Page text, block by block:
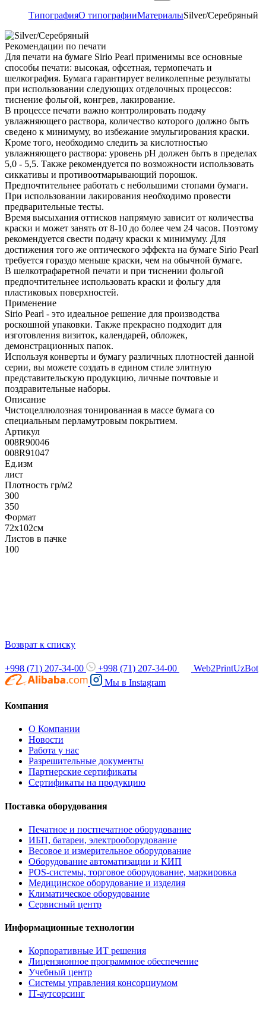
ТипографияО типографииМатериалыSilver/Серебряный
Рекомендации по печати
Для печати на бумаге Sirio Pearl применимы все основные
способы печати: высокая, офсетная, термопечать и
шелкография. Бумага гарантирует великолепные результаты
при использовании следующих отделочных процессов:
тиснение фольгой, конгрев, лакирование.
В процессе печати важно контролировать подачу
увлажняющего раствора, количество которого должно быть
сведено к минимуму, во избежание эмульгирования краски.
Кроме того, необходимо следить за кислотностью
увлажняющего раствора: уровень pH должен быть в пределах
5,0 - 5,5. Также рекомендуется по возможности использовать
сиккативы и противоотмарывающий порошок.
Предпочтительнее работать с небольшими стопами бумаги.
При использовании лакирования необходимо провести
предварительные тесты.
Время высыхания оттисков напрямую зависит от количества
краски и может занять от 8-10 до более чем 24 часов. Поэтому
рекомендуется свести подачу краски к минимуму. Для
достижения того же оптического эффекта на бумаге Sirio Pearl
требуется гораздо меньше краски, чем на обычной бумаге.
В шелкотрафаретной печати и при тиснении фольгой
предпочтительнее использовать краски и фольгу для
пластиковых поверхностей.
Применение
Sirio Pearl - это идеальное решение для производства
роскошной упаковки. Также прекрасно подходит для
изготовления визиток, календарей, обложек,
демонстрационных папок.
Используя конверты и бумагу различных плотностей данной
серии, вы можете создать в едином стиле элитную
представительскую продукцию, личные почтовые и
поздравительные наборы.
Описание
Чистоцеллюлозная тонированная в массе бумага со
специальным перламутровым покрытием.
Артикул
008R90046
008R91047
Ед.изм
лист
Плотность гр/м2
300
350
Формат
72х102см
Листов в пачке
100
Возврат к списку
+998 (71) 207-34-00 +998 (71) 207-34-00
Web2PrintUzBot
Мы в Instagram
Компания
О Компании
Новости
Работа у нас
Разрешительные документы
Партнерские сертификаты
Сертификаты на продукцию
Поставка оборудования
Печатное и постпечатное оборудование
ИБП, батареи, электрооборудование
Весовое и измерительное оборудование
Оборудование автоматизации и КИП
POS-системы, торговое оборудование, маркировка
Медицинское оборудование и изделия
Климатическое оборудование
Сервисный центр
Информационные технологии
Корпоративные ИТ решения
Лицензионное программное обеспечение
Учебный центр
Системы управления консорциумом
IT-аутсорсинг